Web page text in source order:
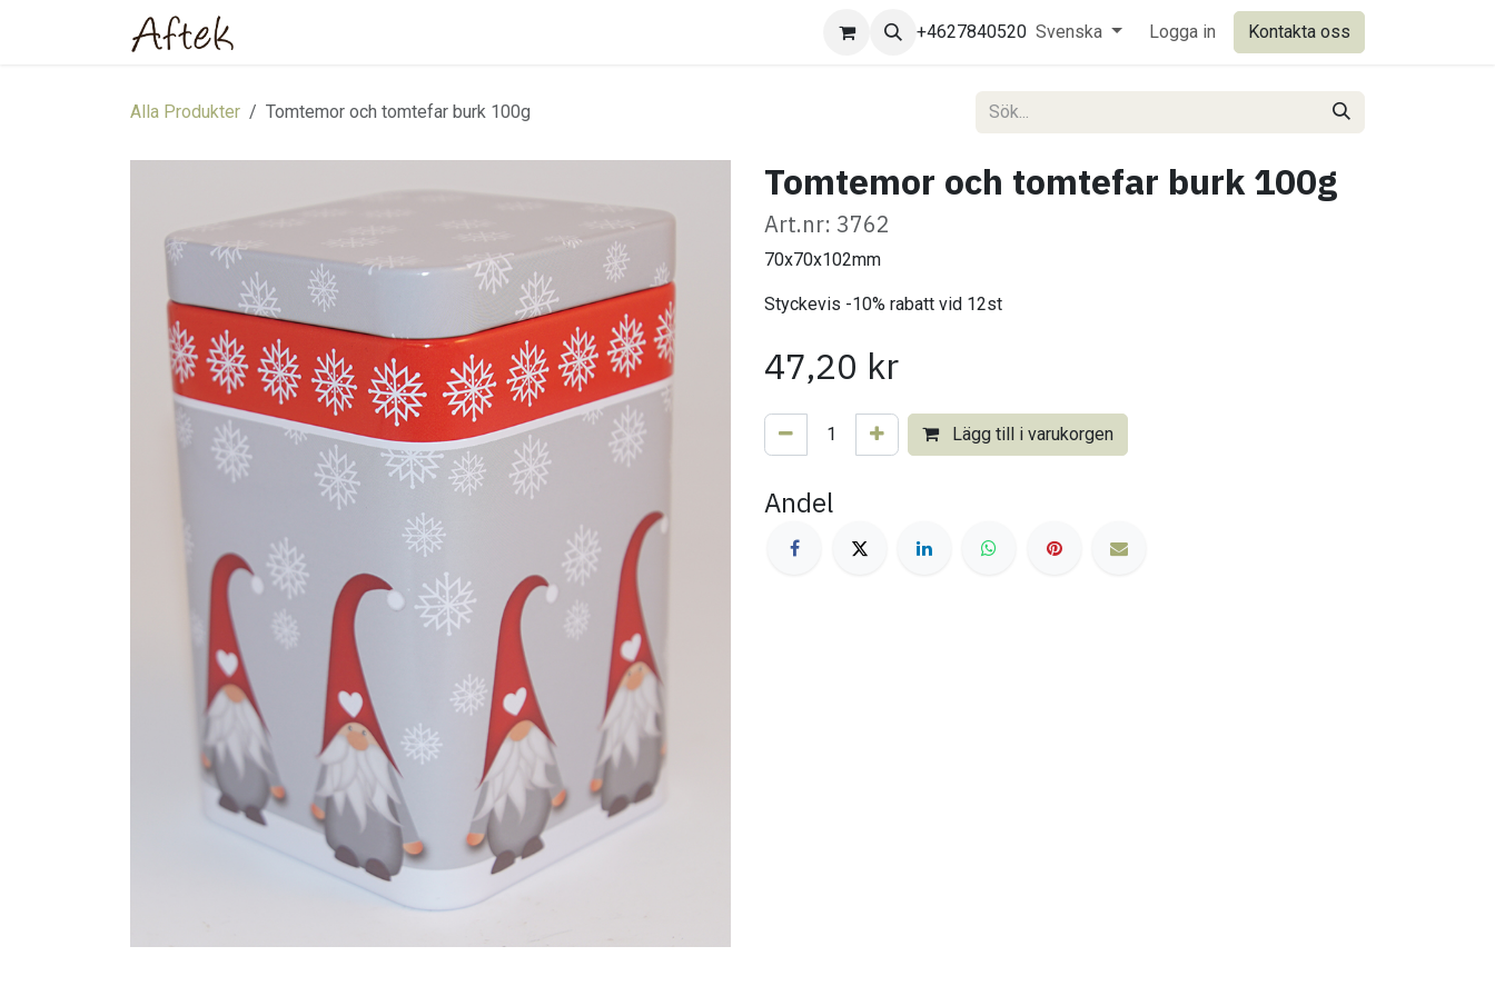
+4627840520 Svenska Logga in Kontakta oss
Alla Produkter Tomtemor och tomtefar burk 100g
Tomtemor och tomtefar burk 100g
Art.nr: 3762
70x70x102mm
Styckevis -10% rabatt vid 12st
47,20 kr
Lägg till i varukorgen
Andel